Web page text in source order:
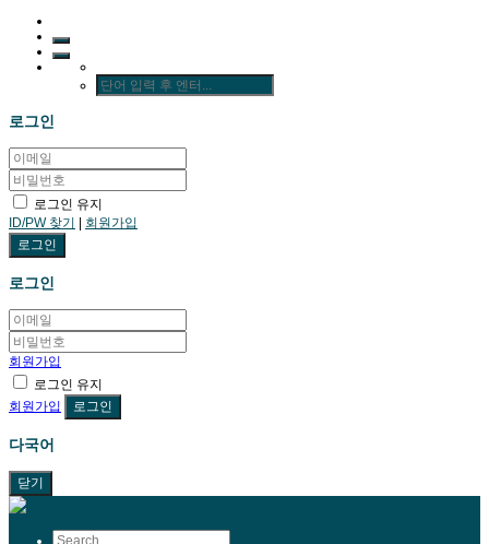
로그인
로그인 유지
ID/PW 찾기
회원가입
로그인
회원가입
로그인 유지
회원가입
다국어
닫기